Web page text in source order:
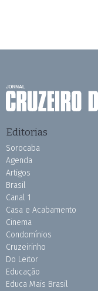
Editorias
Sorocaba
Agenda
Artigos
Brasil
Canal 1
Casa e Acabamento
Cinema
Condomínios
Cruzeirinho
Do Leitor
Educação
Educa Mais Brasil